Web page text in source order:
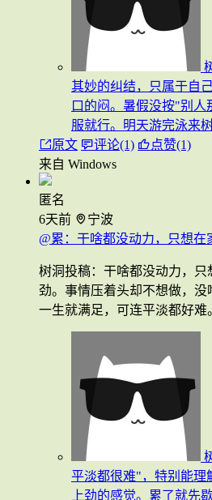
其妙的纠结，只属于自
口的闷。暑假没按"别
服就行。明天游完泳来
原文
评论(1)
点赞(1)
来自 Windows
匿名
6天前
宁波
@累：干啥都没动力，只想在
树洞投稿：干啥都没动力，
劲。事情压着头却不想做，
一生就满足，可连平淡都好难
平淡都很难"，特别能理
上劲的感觉。累了就先